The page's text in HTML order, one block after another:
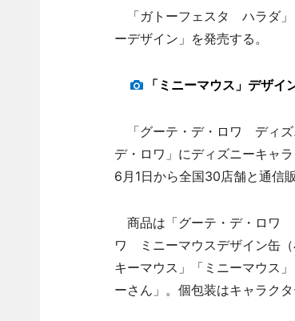
「ガトーフェスタ ハラダ」
ーデザイン」を発売する。
「ミニーマウス」デザイ
「グーテ・デ・ロワ ディズ
デ・ロワ」にディズニーキャ
6月1日から全国30店舗と通信
商品は「グーテ・デ・ロワ
ワ ミニーマウスデザイン缶
キーマウス」「ミニーマウス
ーさん」。個包装はキャラク